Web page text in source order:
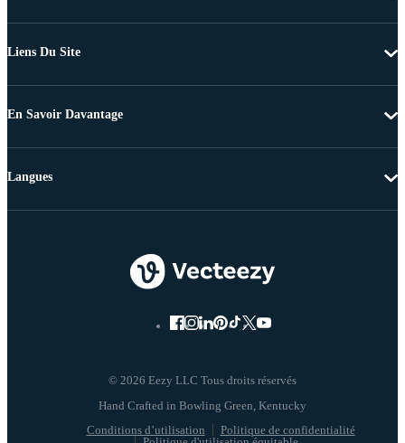
Liens Du Site
En Savoir Davantage
© 2026 Eezy LLC Tous droits réservés
Conditions d’utilisation
Politique de confidentialité
Langues